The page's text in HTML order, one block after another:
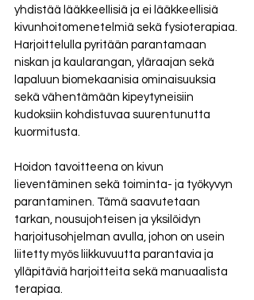
yhdistää lääkkeellisiä ja ei lääkkeellisiä
kivunhoitomenetelmiä sekä fysioterapiaa.
Harjoittelulla pyritään parantamaan
niskan ja kaularangan, yläraajan sekä
lapaluun biomekaanisia ominaisuuksia
sekä vähentämään kipeytyneisiin
kudoksiin kohdistuvaa suurentunutta
kuormitusta.
Hoidon tavoitteena on kivun
lieventäminen sekä toiminta- ja työkyvyn
parantaminen. Tämä saavutetaan
tarkan, nousujohteisen ja yksilöidyn
harjoitusohjelman avulla, johon on usein
liitetty myös liikkuvuutta parantavia ja
ylläpitäviä harjoitteita sekä manuaalista
terapiaa.